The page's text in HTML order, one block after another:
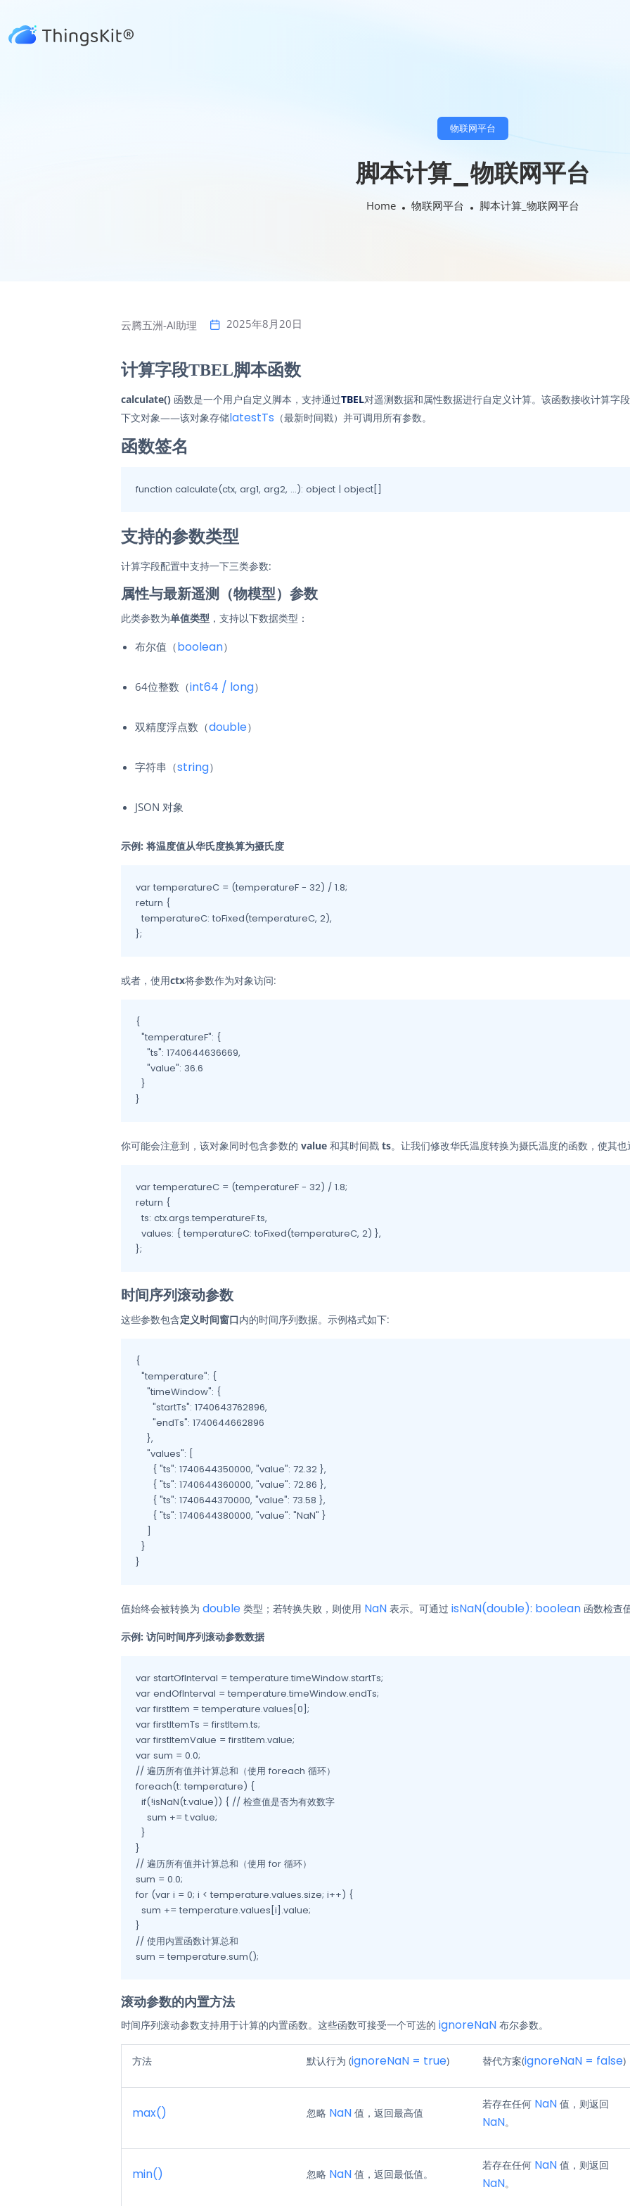
物联网平台
脚本计算_物联网平台
Home 物联网平台 脚本计算_物联网平台
云腾五洲-AI助理 2025年8月20日
计算字段TBEL脚本函数
calculate() 函数是一个用户自定义脚本，支持通过TBEL对遥测数据和属性数据进行自定义计算。该函数接收计算字
下文对象——该对象存储latestTs （最新时间戳）并可调用所有参数。
函数签名
function calculate(ctx, arg1, arg2, ...): object | object[]
支持的参数类型
计算字段配置中支持一下三类参数:
属性与最新遥测（物模型）参数
此类参数为单值类型 ，支持以下数据类型：
布尔值（boolean）
64位整数（int64 / long）
双精度浮点数（double）
字符串（string）
JSON 对象
示例: 将温度值从华氏度换算为摄氏度
var temperatureC = (temperatureF - 32) / 1.8;
return {
  temperatureC: toFixed(temperatureC, 2),
};
或者，使用ctx将参数作为对象访问:
{
  "temperatureF": {
    "ts": 1740644636669,
    "value": 36.6
  }
}
你可能会注意到，该对象同时包含参数的 value 和其时间戳 ts。让我们修改华氏温度转换为摄氏温度的函数，使其
var temperatureC = (temperatureF - 32) / 1.8;
return {
  ts: ctx.args.temperatureF.ts,
  values: { temperatureC: toFixed(temperatureC, 2) },
};
时间序列滚动参数
这些参数包含‌定义时间窗口‌内的时间序列数据。示例格式如下:
{
  "temperature": {
    "timeWindow": {
      "startTs": 1740643762896,
      "endTs": 1740644662896
    },
    "values": [
      { "ts": 1740644350000, "value": 72.32 },
      { "ts": 1740644360000, "value": 72.86 },
      { "ts": 1740644370000, "value": 73.58 },
      { "ts": 1740644380000, "value": "NaN" }
    ]
  }
}
值始终会被转换为 double 类型；若转换失败，则使用 NaN 表示。可通过 isNaN(double): boolean 函数检查
示例: 访问时间序列滚动参数数据
var startOfInterval = temperature.timeWindow.startTs;
var endOfInterval = temperature.timeWindow.endTs;
var firstItem = temperature.values[0];
var firstItemTs = firstItem.ts;
var firstItemValue = firstItem.value;
var sum = 0.0;
// 遍历所有值并计算总和（使用 foreach 循环）
foreach(t: temperature) {
  if(!isNaN(t.value)) { // 检查值是否为有效数字
    sum += t.value;
  }
}
// 遍历所有值并计算总和（使用 for 循环）
sum = 0.0;
for (var i = 0; i < temperature.values.size; i++) {
  sum += temperature.values[i].value;
}
// 使用内置函数计算总和
sum = temperature.sum();
滚动参数的内置方法
时间序列滚动参数支持用于计算的内置函数。这些函数可接受一个可选的 ignoreNaN 布尔参数。
方法 默认行为 (ignoreNaN = true) 替代方案(ignoreNaN = false)
max() 忽略 NaN 值，返回最高值
若存在任何 NaN 值，则返回
NaN。
min() 忽略 NaN 值，返回最低值。
若存在任何 NaN 值，则返回
NaN。